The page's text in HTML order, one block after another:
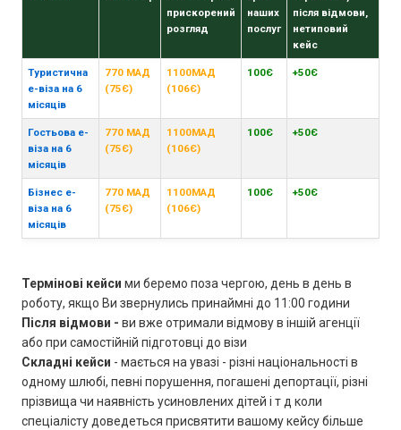
прискорений
розгляд
наших
послуг
після відмови,
нетиповий
кейс
Туристична
е-віза на 6
місяців
770 МАД
(75Є)
1100МАД
(106Є)
100Є +50Є
Гостьова е-
віза на 6
місяців
770 МАД
(75Є)
1100МАД
(106Є)
100Є +50Є
Бізнес е-
віза на 6
місяців
770 МАД
(75Є)
1100МАД
(106Є)
100Є +50Є
Термінові кейси ми беремо поза чергою, день в день в
роботу, якщо Ви звернулись принаймні до 11:00 години
Після відмови - ви вже отримали відмову в іншій агенції
або при самостійній підготовці до візи
Складні кейси - мається на увазі - різні національності в
одному шлюбі, певні порушення, погашені депортації, різні
прізвища чи наявність усиновлених дітей і т д коли
спеціалісту доведеться присвятити вашому кейсу більше